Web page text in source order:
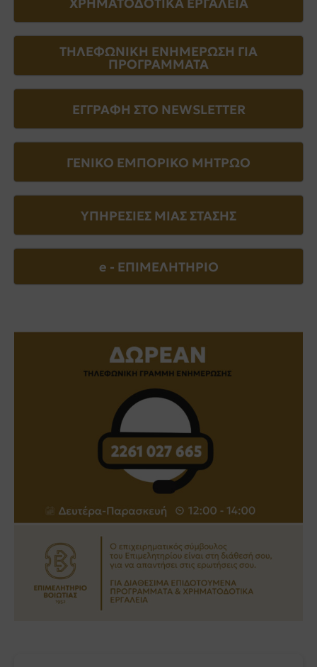
ΤΗΛΕΦΩΝΙΚΗ ΕΝΗΜΕΡΩΣΗ ΓΙΑ
ΠΡΟΓΡΑΜΜΑΤΑ
ΕΓΓΡΑΦΗ ΣΤΟ NEWSLETTER
ΓΕΝΙΚΟ ΕΜΠΟΡΙΚΟ ΜΗΤΡΩΟ
ΥΠΗΡΕΣΙΕΣ ΜΙΑΣ ΣΤΑΣΗΣ
e - EΠΙΜΕΛΗΤΗΡΙΟ